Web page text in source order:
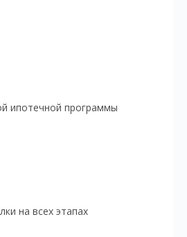
ипотечной программы
на всех этапах